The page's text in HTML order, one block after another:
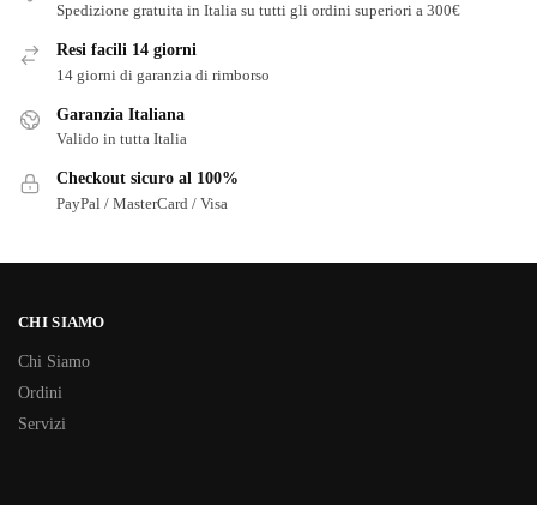
Spedizione gratuita in Italia su tutti gli ordini superiori a 300€
Resi facili 14 giorni
14 giorni di garanzia di rimborso
Garanzia Italiana
Valido in tutta Italia
Checkout sicuro al 100%
PayPal / MasterCard / Visa
CHI SIAMO
Chi Siamo
Ordini
Servizi